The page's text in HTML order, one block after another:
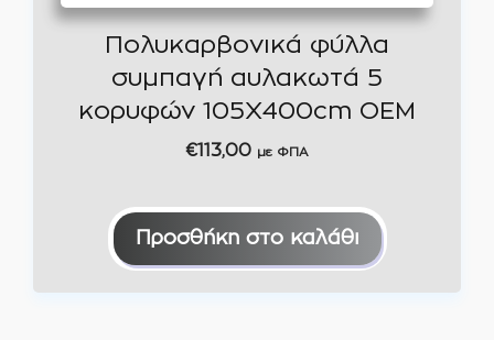
Πολυκαρβονικά φύλλα
συμπαγή αυλακωτά 5
κορυφών 105Χ400cm OEM
€113,00 με ΦΠΑ
Προσθήκη στο καλάθι